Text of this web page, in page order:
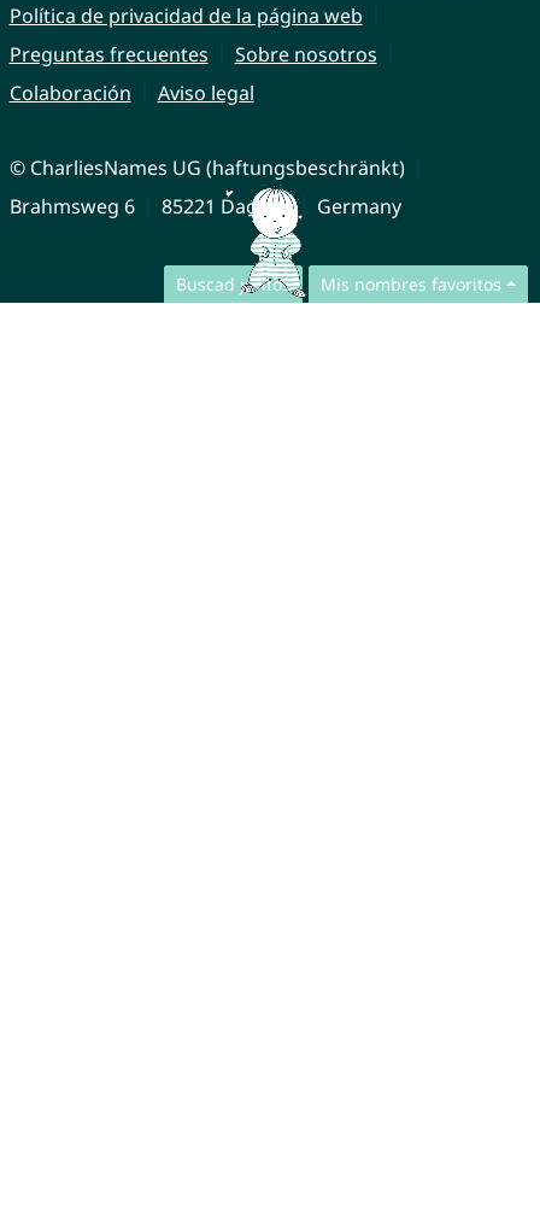
Buscad juntos Mis nombres favoritos
Política de privacidad de la página web
Preguntas frecuentes
Sobre nosotros
Colaboración
Aviso legal
© CharliesNames UG (haftungsbeschränkt)
Brahmsweg 6
85221 Dachau Germany